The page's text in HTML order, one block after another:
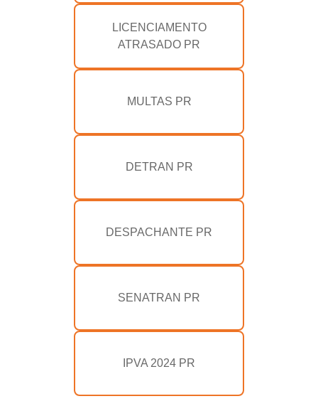
LICENCIAMENTO
ATRASADO PR
MULTAS PR
DETRAN PR
DESPACHANTE PR
SENATRAN PR
IPVA 2024 PR